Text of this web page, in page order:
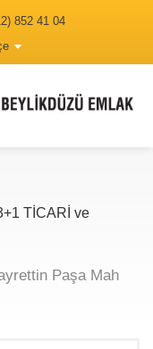
852 41 04
TİCARİ ve
Paşa Mah